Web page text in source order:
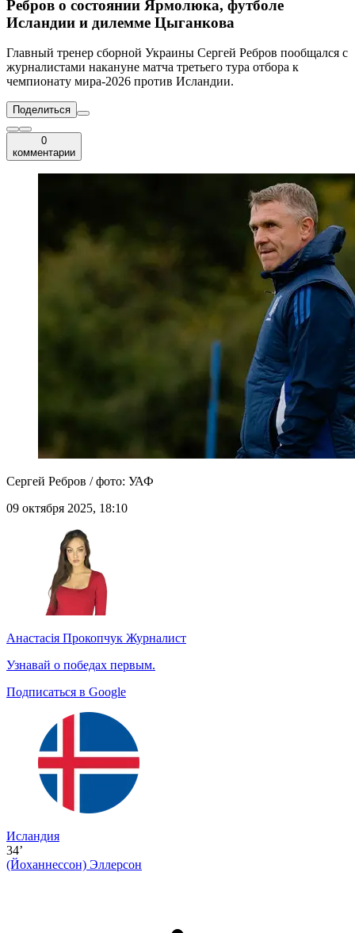
Ребров о состоянии Ярмолюка, футболе
Исландии и дилемме Цыганкова
Главный тренер сборной Украины Сергей Ребров пообщался с
журналистами накануне матча третьего тура отбора к
чемпионату мира-2026 против Исландии.
Поделиться
0
комментарии
Сергей Ребров / фото: УАФ
09 октября 2025, 18:10
Анастасія Прокопчук Журналист
Узнавай о победах первым.
Подписаться в Google
Исландия
34’
(Йоханнессон) Эллерсон